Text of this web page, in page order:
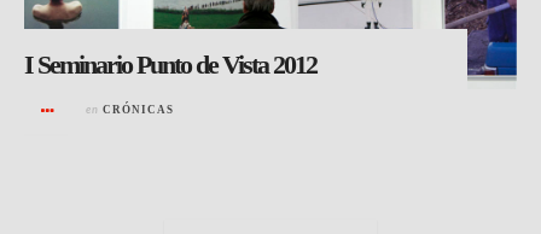
I Seminario Punto de Vista 2012
en CRÓNICAS